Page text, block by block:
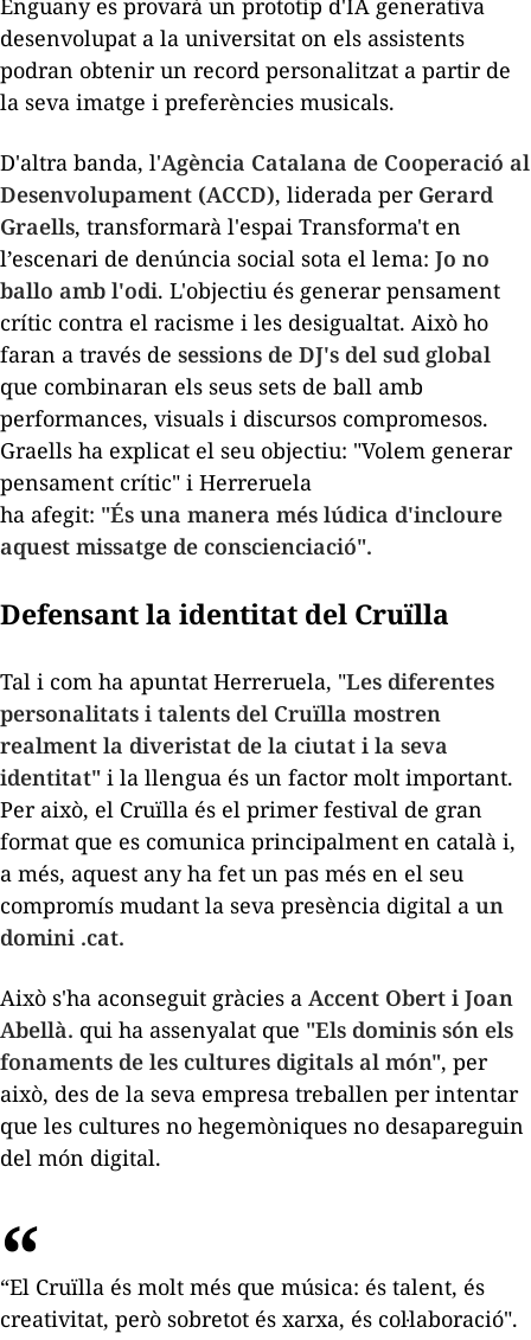
Enguany es provarà un prototip d'IA generativa
desenvolupat a la universitat on els assistents
podran obtenir un record personalitzat a partir de
la seva imatge i preferències musicals.
D'altra banda, l'Agència Catalana de Cooperació al
Desenvolupament (ACCD), liderada perGerard
Graells, transformarà l'espai Transforma't en
l’escenari de denúncia social sota el lema: Jo no
ballo amb l'odi. L'objectiu és generar pensament
crític contra el racisme i les desigualtat. Això ho
faran a través de sessions de DJ's del sud global
que combinaran els seus sets de ball amb
performances, visuals i discursos compromesos.
Graells ha explicat el seu objectiu: "Volem generar
pensament crític" i Herreruela
ha afegit: "És una manera més lúdica d'incloure
aquest missatge de conscienciació".
Defensant la identitat del Cruïlla
Tal i com ha apuntat Herreruela, "Les diferentes
personalitats i talents del Cruïlla mostren
realment la diveristat de la ciutat i la seva
identitat" i la llengua és un factor molt important.
Per això, el Cruïlla és el primer festival de gran
format que es comunica principalment en català i,
a més, aquest any ha fet un pas més en el seu
compromís mudant la seva presència digital a un
domini .cat.
Això s'ha aconseguit gràcies a Accent Obert i Joan
Abellà. qui ha assenyalat que "Els dominis són els
fonaments de les cultures digitals al món", per
això, des de la seva empresa treballen per intentar
que les cultures no hegemòniques no desapareguin
del món digital.
“El Cruïlla és molt més que música: és talent, és
creativitat, però sobretot és xarxa, és col·laboració".